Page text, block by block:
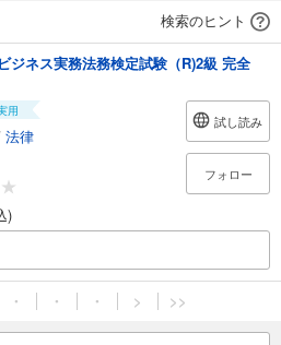
検索のヒント
ジネス実務法務検定試験（R)2級 完全
用
法律
)
試し読み
フォロー
・ ・ ・ > >>